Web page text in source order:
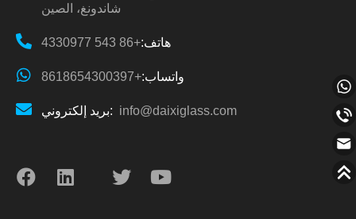
شاندونغ، الصين
هاتف:+86 543 4330977
واتساب:+8618654300397
بريد إلكتروني: info@daixiglass.com